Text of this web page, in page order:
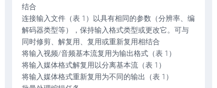
结合
连接输入文件（表 1）以具有相同的参数（分辨率、编
解码器类型等），保持输入格式类型或更改它。可与
同时修剪、解复用、复用或重新复用相结合
将输入视频/音频基本流复用为输出格式（表 1）
将输入媒体格式解复用以分离基本流（表 1）
将输入媒体格式重新复用为不同的输出（表 1）